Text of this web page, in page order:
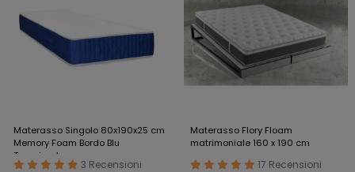
Materasso Singolo 80x190x25 cm
Memory Foam Bordo Blu
Traspirante
3 Recensioni
Materasso Flory Floam
matrimoniale 160 x 190 cm
17 Recensioni